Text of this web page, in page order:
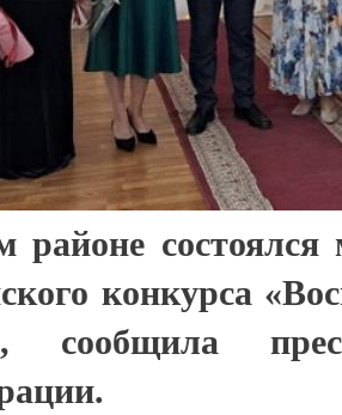
районе
конкурса
сообщила